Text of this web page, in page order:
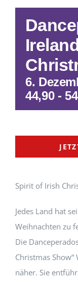
6.
44,90 -
Spirit of Irish
Jedes Land hat
Weihnachten zu
Die
Christmas
näher. Sie